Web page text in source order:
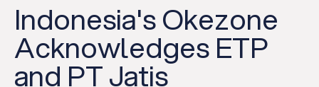
Indonesia's Okezone
Acknowledges ETP
and PT Jatis